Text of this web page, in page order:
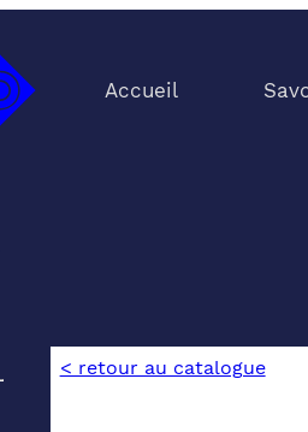
Accueil
< retour au catalogue